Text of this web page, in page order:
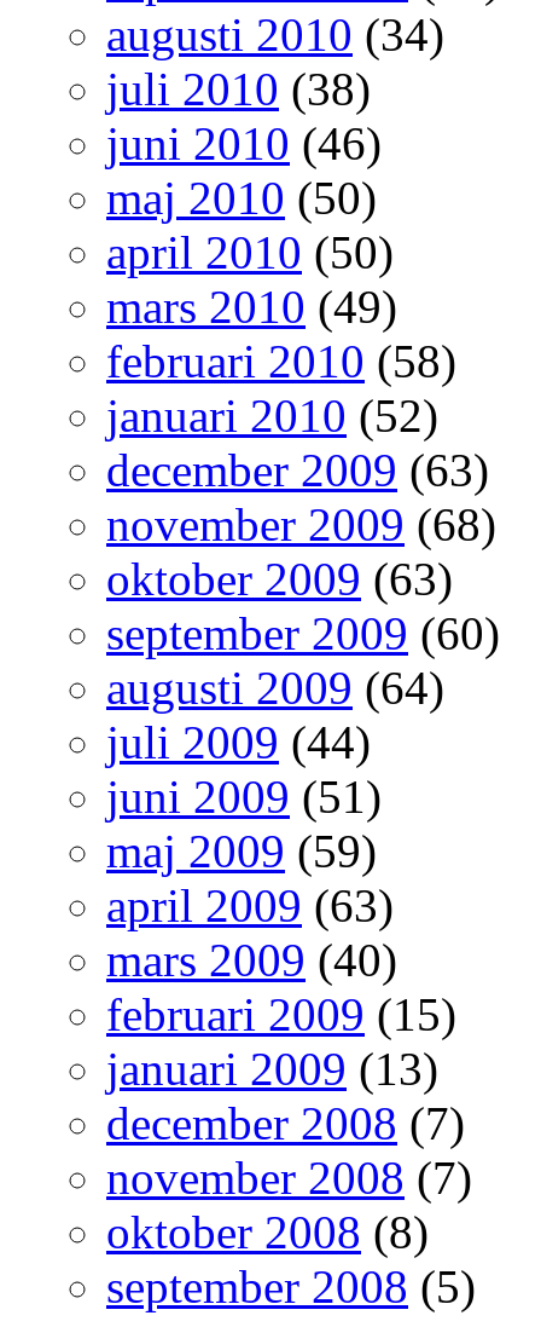
augusti 2010 (34)
juli 2010 (38)
juni 2010 (46)
maj 2010 (50)
april 2010 (50)
mars 2010 (49)
februari 2010 (58)
januari 2010 (52)
december 2009 (63)
november 2009 (68)
oktober 2009 (63)
september 2009 (60)
augusti 2009 (64)
juli 2009 (44)
juni 2009 (51)
maj 2009 (59)
april 2009 (63)
mars 2009 (40)
februari 2009 (15)
januari 2009 (13)
december 2008 (7)
november 2008 (7)
oktober 2008 (8)
september 2008 (5)